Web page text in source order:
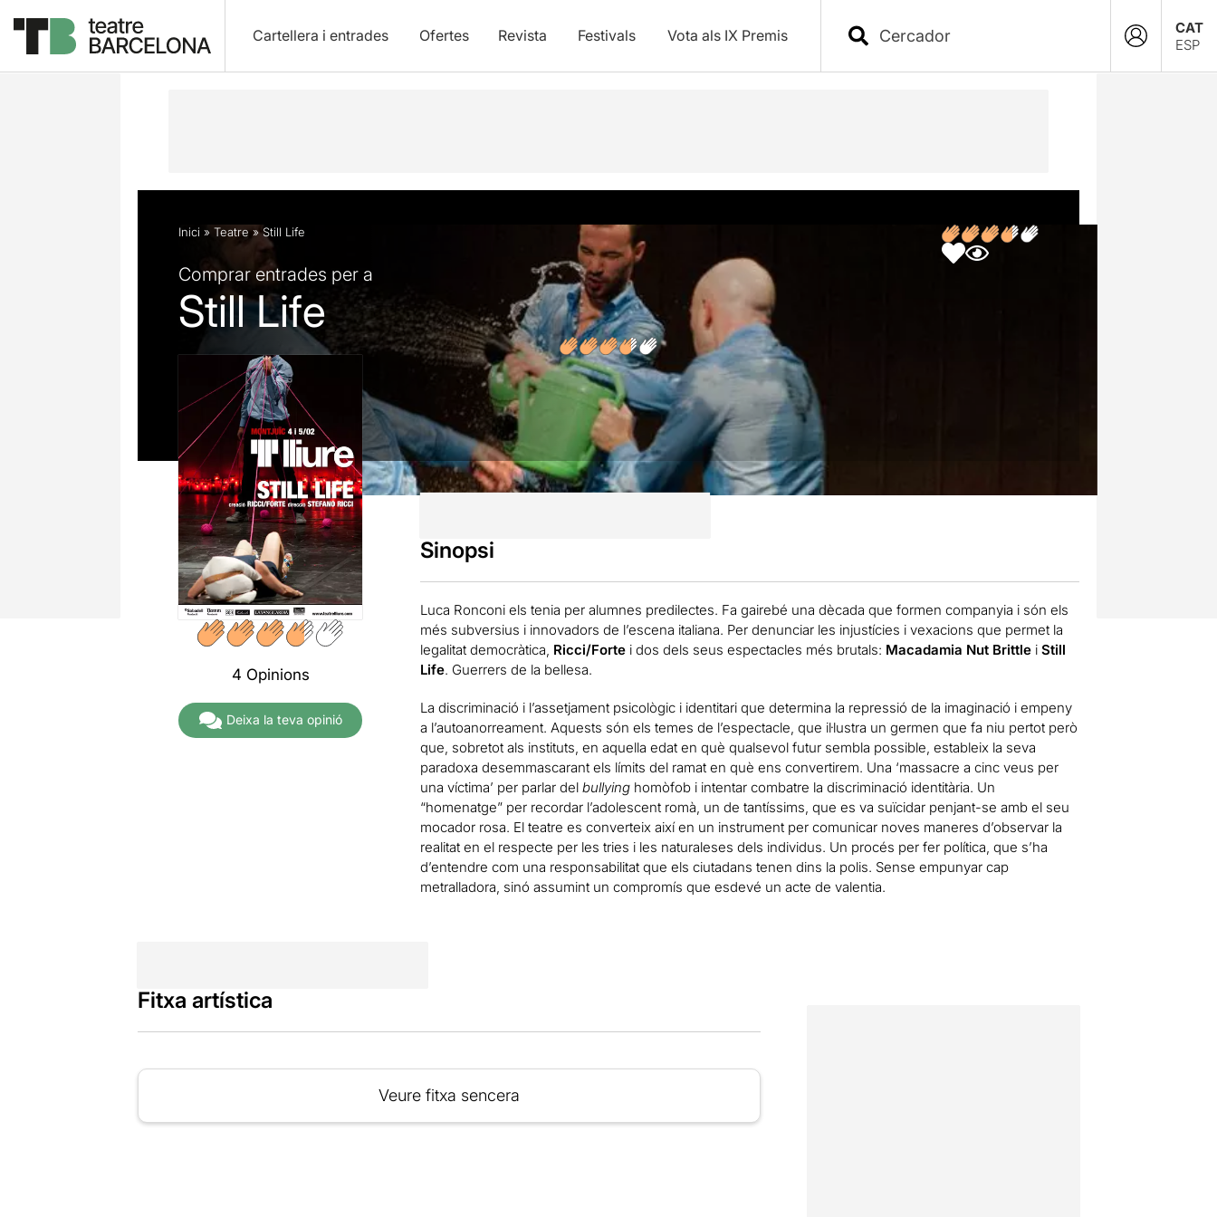
Cartellera i entrades Ofertes Revista Festivals Vota als IX Premis
CAT
ESP
Descripció Fitxa artística Opinions
Inici » Teatre»Still Life
Comprar entrades per a
Still Life
4 Opinions
Deixa la teva opinió
Sinopsi
Luca Ronconi els tenia per alumnes predilectes. Fa gairebé una dècada que formen companyia i són els
més subversius i innovadors de l’escena italiana. Per denunciar les injustícies i vexacions que permet la
legalitat democràtica, Ricci/Fortei dos dels seus espectacles més brutals: Macadamia Nut Brittlei Still
Life. Guerrers de la bellesa.
La discriminació i l’assetjament psicològic i identitari que determina la repressió de la imaginació i empeny
a l’autoanorreament. Aquests són els temes de l’espectacle, que il·lustra un germen que fa niu pertot però
que, sobretot als instituts, en aquella edat en què qualsevol futur sembla possible, estableix la seva
paradoxa desemmascarant els límits del ramat en què ens convertirem. Una ‘massacre a cinc veus per
una víctima’ per parlar del bullyinghomòfob i intentar combatre la discriminació identitària. Un
“homenatge” per recordar l’adolescent romà, un de tantíssims, que es va suïcidar penjant-se amb el seu
mocador rosa. El teatre es converteix així en un instrument per comunicar noves maneres d’observar la
realitat en el respecte per les tries i les naturaleses dels individus. Un procés per fer política, que s’ha
d’entendre com una responsabilitat que els ciutadans tenen dins la polis. Sense empunyar cap
metralladora, sinó assumint un compromís que esdevé un acte de valentia.
Fitxa artística
Veure fitxa sencera